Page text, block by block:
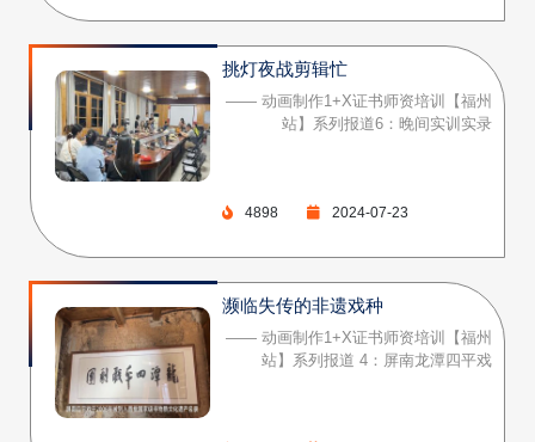
挑灯夜战剪辑忙
—— 动画制作1+X证书师资培训【福州
站】系列报道6：晚间实训实录
4898 2024-07-23
濒临失传的非遗戏种
—— 动画制作1+X证书师资培训【福州
站】系列报道 4：屏南龙潭四平戏